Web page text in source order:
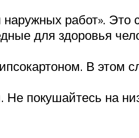
работ». Это
для здоровья
В этом
покушайтесь на